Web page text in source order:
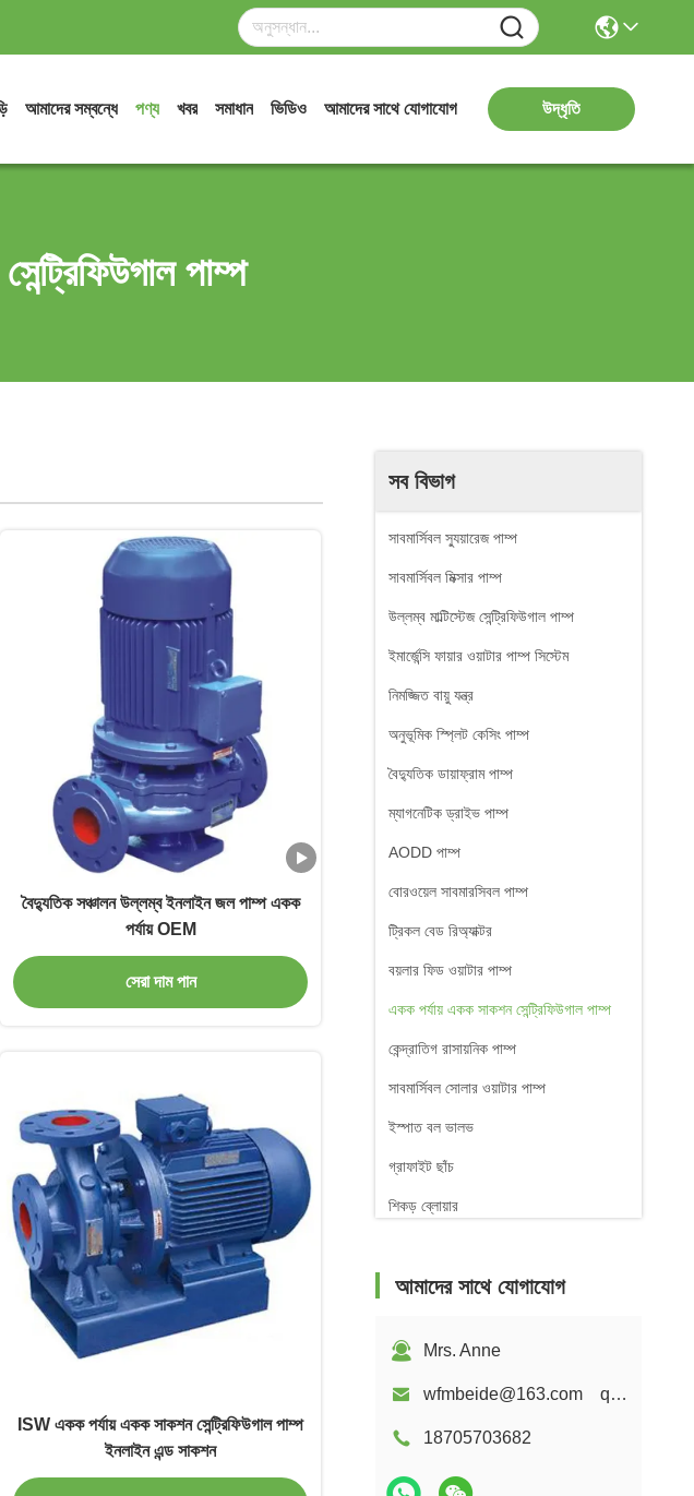
আমাদের সম্বন্ধে পণ্য খবর সমাধান ভিডিও আমাদের সাথে যোগাযোগ উদ্ধৃতি
পাম্প
সব বিভাগ
সাবমার্সিবল স্যুয়ারেজ পাম্প
সাবমার্সিবল মিক্সার পাম্প
উল্লম্ব মাল্টিস্টেজ সেন্ট্রিফিউগাল পাম্প
ইমার্জেন্সি ফায়ার ওয়াটার পাম্প সিস্টেম
নিমজ্জিত বায়ু যন্ত্র
অনুভূমিক স্প্লিট কেসিং পাম্প
বৈদ্যুতিক ডায়াফ্রাম পাম্প
ম্যাগনেটিক ড্রাইভ পাম্প
AODD পাম্প
বোরওয়েল সাবমারসিবল পাম্প
ট্রিকল বেড রিঅ্যাক্টর
বয়লার ফিড ওয়াটার পাম্প
একক পর্যায় একক সাকশন সেন্ট্রিফিউগাল পাম্প
কেন্দ্রাতিগ রাসায়নিক পাম্প
সাবমার্সিবল সোলার ওয়াটার পাম্প
ইস্পাত বল ভালভ
গ্রাফাইট ছাঁচ
শিকড় ব্লোয়ার
আমাদের সাথে যোগাযোগ
Mrs. Anne
wfmbeide@163.com qzwfm@hotmail.com
18705703682
বৈদ্যুতিক সঞ্চালন উল্লম্ব ইনলাইন জল পাম্প একক
পর্যায় OEM
সেরা দাম পান
ISW একক পর্যায় একক সাকশন সেন্ট্রিফিউগাল পাম্প
ইনলাইন এন্ড সাকশন